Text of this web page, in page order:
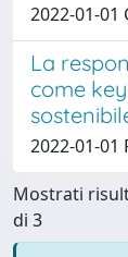
2022-01-01
La
come
2022-01-
Mostrati
di 3